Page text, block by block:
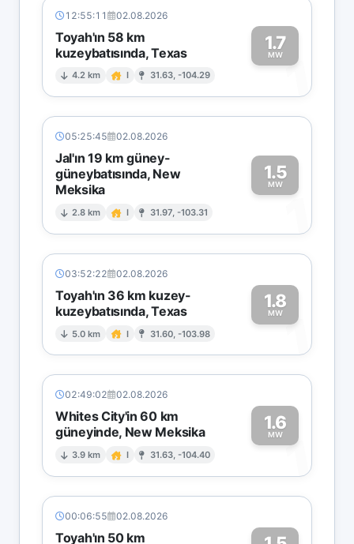
12:55:11 02.08.2026
Toyah'ın 58 km
kuzeybatısında, Texas
4.2 km I 31.63, -104.29
1.7
MW1
05:25:45 02.08.2026
Jal'ın 19 km güney-
güneybatısında, New
Meksika
2.8 km I 31.97, -103.31
1.5
MW
1
03:52:22 02.08.2026
Toyah'ın 36 km kuzey-
kuzeybatısında, Texas
5.0 km I 31.60, -103.98
1.8
MW1
02:49:02 02.08.2026
Whites City'in 60 km
güneyinde, New Meksika
3.9 km I 31.63, -104.40
1.6
MW1
00:06:55 02.08.2026
Toyah'ın 50 km